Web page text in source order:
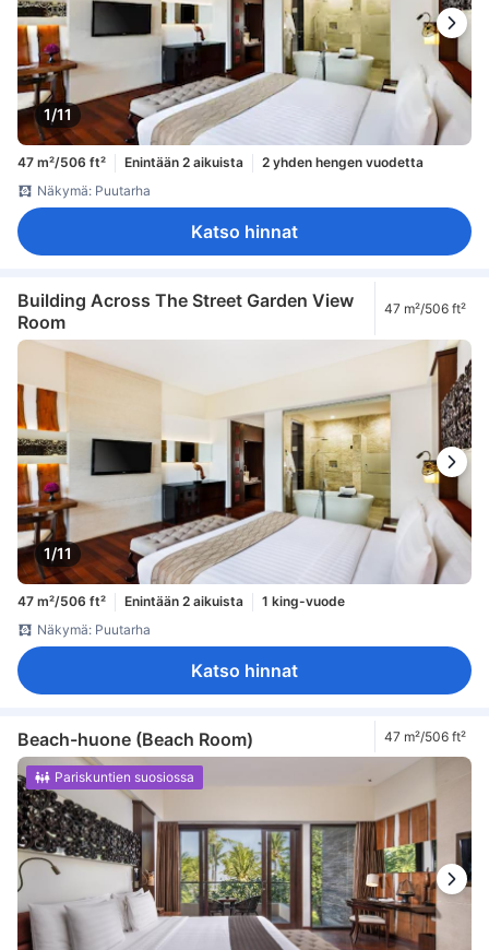
1/11
47 m²/506 ft² Enintään 2 aikuista
2 yhden hengen vuodetta
Näkymä: Puutarha
Katso hinnat
Building Across The Street Garden View
Room
47 m²/506 ft²
1/11
47 m²/506 ft² Enintään 2 aikuista
1 king-vuode
Näkymä: Puutarha
Katso hinnat
Beach-huone (Beach Room) 47 m²/506 ft²
Pariskuntien suosiossa